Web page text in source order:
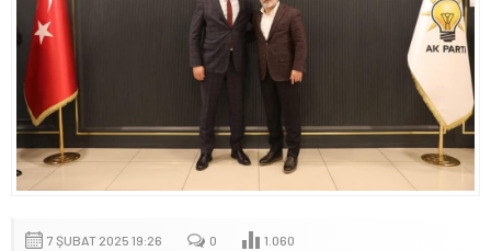
7 ŞUBAT 2025 19:26 0 1.060